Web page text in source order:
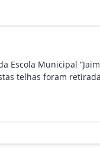
Municipal
telhas foram